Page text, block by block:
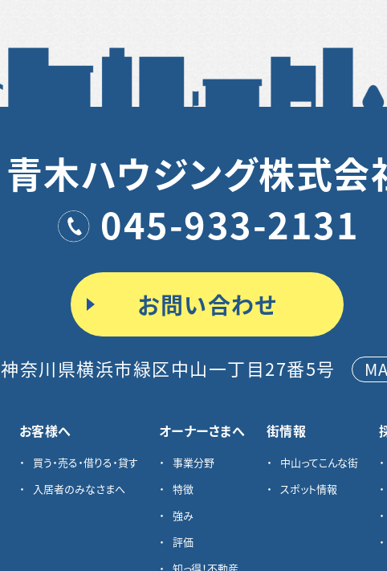
青木ハウジング株式会
045-933-2131
お問い合わせ
神奈川県横浜市緑区中山一丁目27番5号
お客様へ
買う・売る・借りる・貸す
入居者のみなさまへ
オーナーさまへ
事業分野
特徴
強み
評価
街情報
中山ってこんな街
スポット情報